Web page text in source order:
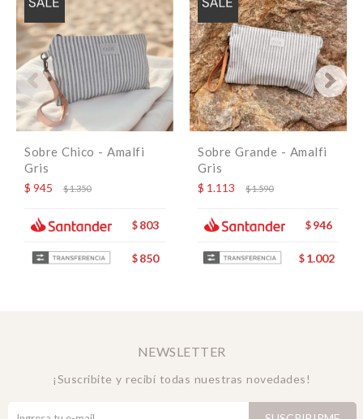
Sobre Chico - Amalfi
Gris
$ 945 $1.350
$ 803
$ 850
Sobre Grande - Amalfi
Gris
$ 1.113 $1.590
$ 946
$ 1.002
NEWSLETTER
¡Suscribite y recibí todas nuestras novedades!